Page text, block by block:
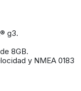
g3.
8GB.
y NMEA 0183